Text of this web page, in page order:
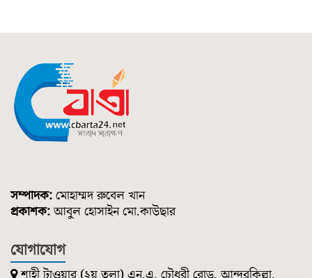
সম্পাদক: মোহাম্মদ রুবেল খান
প্রকাশক:আবুল হোসাইন মো.কাউছার
যোগাযোগ